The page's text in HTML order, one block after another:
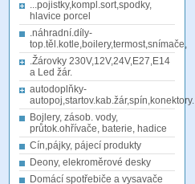
...pojistky,kompl.sort,spodky,
hlavice porcel
.náhradní.díly-
top.těl.kotle,boilery,termost,snímače,
.Žárovky 230V,12V,24V,E27,E14
a Led žár.
autodoplňky-
autopoj,startov.kab.žár,spín,konektory.
Bojlery, zásob. vody,
průtok.ohřívače, baterie, hadice
Cín,pájky, pájecí produkty
Deony, elekroměrové desky
Domácí spotřebiče a vysavače